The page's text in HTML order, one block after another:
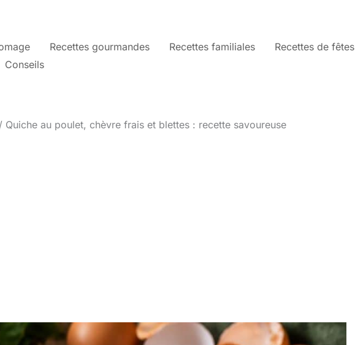
Recettes gourmandes Recettes familiales Recettes de fêtes
Conseils
Quiche au poulet, chèvre frais et blettes : recette savoureuse